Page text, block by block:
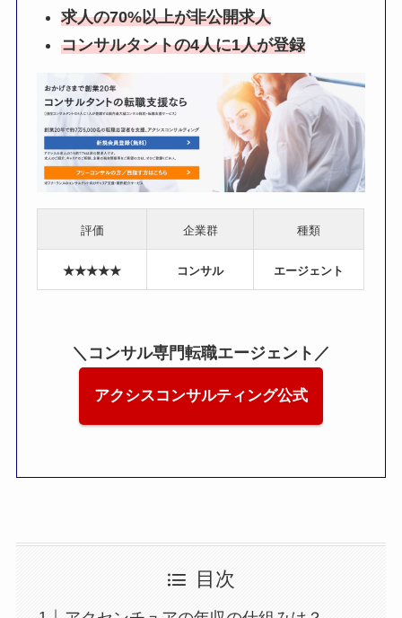
求人の70%以上が非公開求人
コンサルタントの4人に1人が登録
評価 企業群 種類
★★★★★ コンサル エージェント
＼コンサル専門転職エージェント／
アクシスコンサルティング公式
目次